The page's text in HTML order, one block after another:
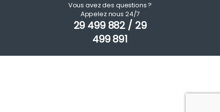
Vous avez des questions ?
Appelez nous 24/7
29 499 882 / 29
499 891